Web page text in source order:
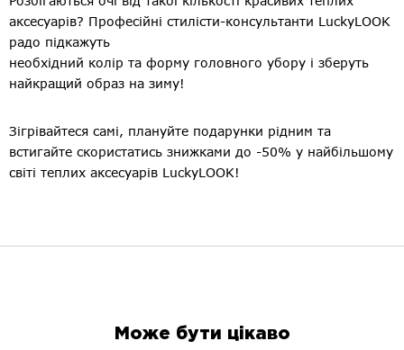
аксесуарів? Професійні стилісти-консультанти LuckyLOOK
радо підкажуть
необхідний колір та форму головного убору і зберуть
найкращий образ на зиму!
Зігрівайтеся самі, плануйте подарунки рідним та
встигайте скористатись знижками до -50% у найбільшому
світі теплих аксесуарів LuckyLOOK!
Може бути цікаво